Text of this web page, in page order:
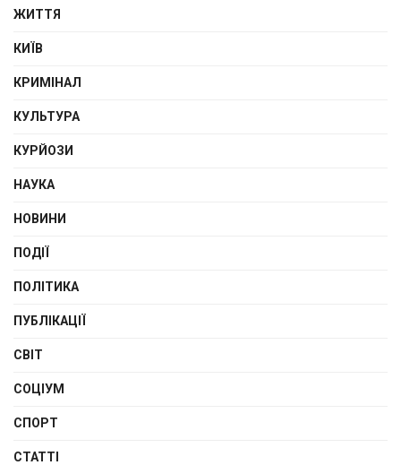
ЖИТТЯ
КИЇВ
КРИМІНАЛ
КУЛЬТУРА
КУРЙОЗИ
НАУКА
НОВИНИ
ПОДІЇ
ПОЛІТИКА
ПУБЛІКАЦІЇ
СВІТ
СОЦІУМ
СПОРТ
СТАТТІ